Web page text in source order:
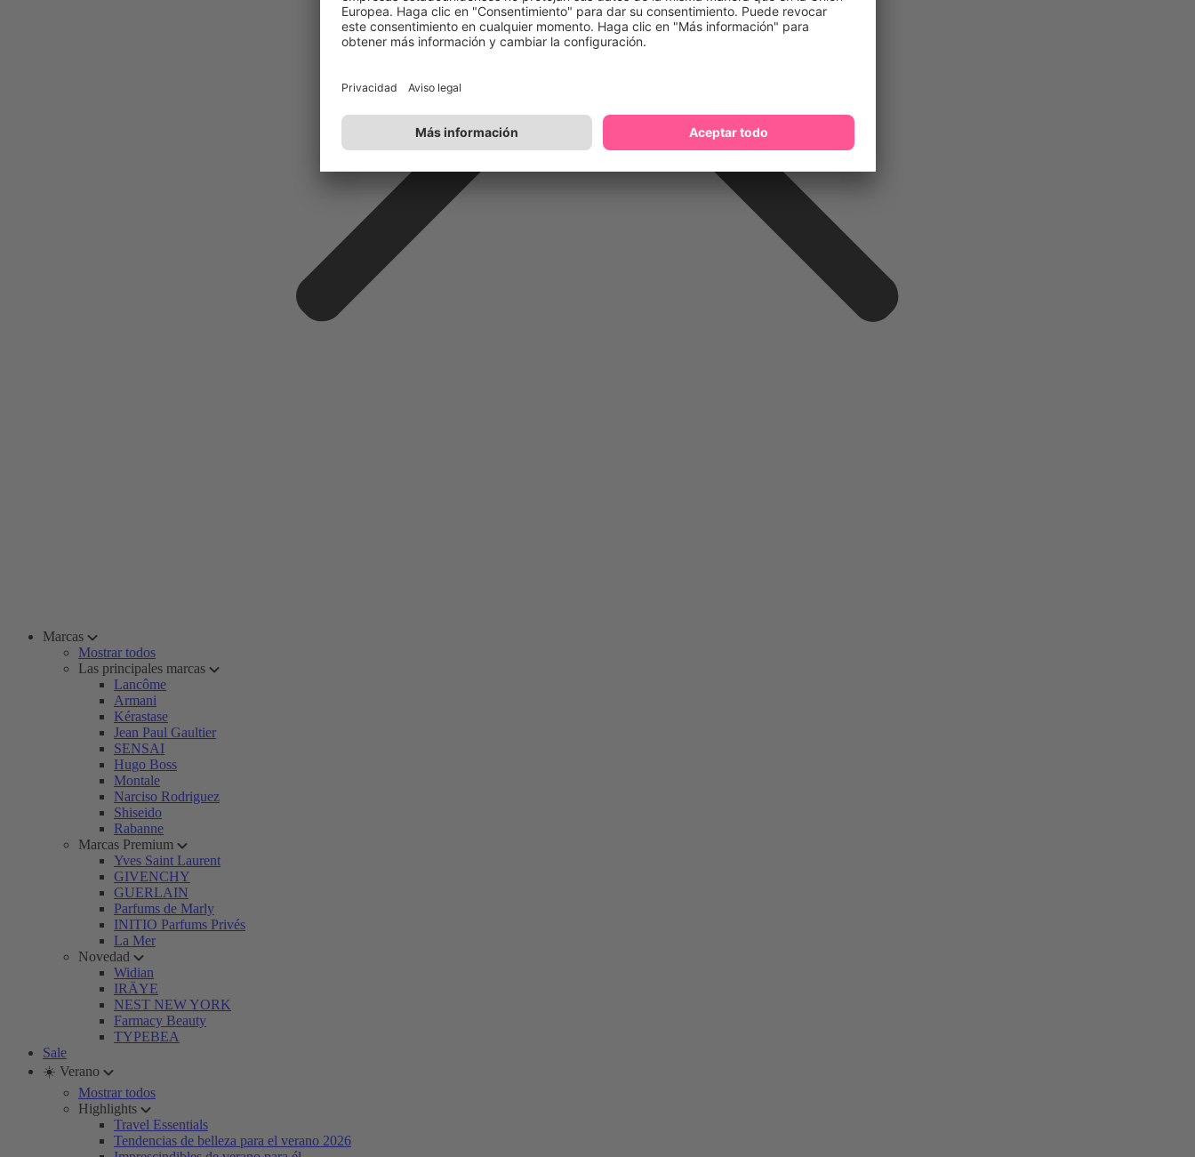
Marcas
Mostrar todos
Las principales marcas
Lancôme
Armani
Kérastase
Jean Paul Gaultier
SENSAI
Hugo Boss
Montale
Narciso Rodriguez
Shiseido
Rabanne
Marcas Premium
Yves Saint Laurent
GIVENCHY
GUERLAIN
Parfums de Marly
INITIO Parfums Privés
La Mer
Novedad
Widian
IRÄYE
NEST NEW YORK
Farmacy Beauty
TYPEBEA
Sale
☀️ Verano
Mostrar todos
Highlights
Travel Essentials
Tendencias de belleza para el verano 2026